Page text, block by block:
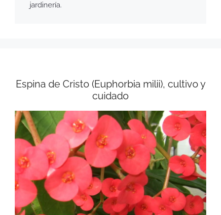
jardinería.
Espina de Cristo (Euphorbia milii), cultivo y
cuidado